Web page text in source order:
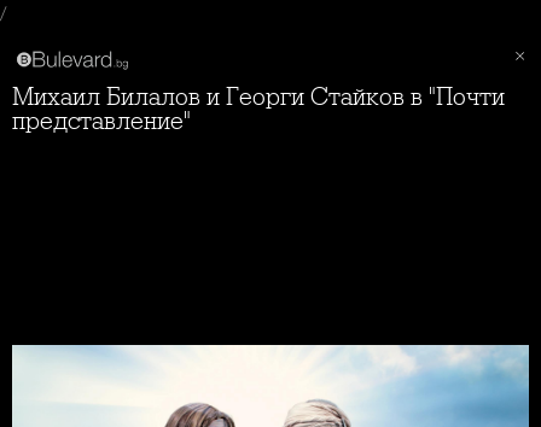
/
Михаил Билалов и Георги Стайков в "Почти
представление"